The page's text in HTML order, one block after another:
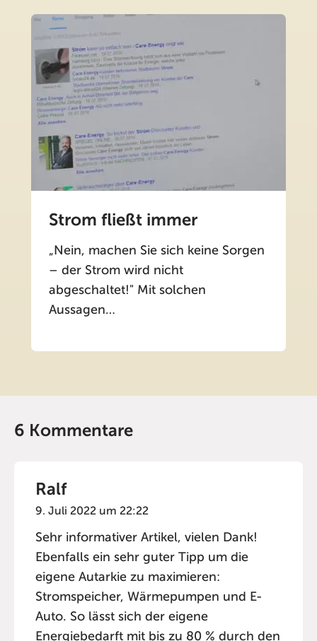
Strom fließt immer
„Nein, machen Sie sich keine Sorgen
– der Strom wird nicht
abgeschaltet!" Mit solchen
Aussagen…
6 Kommentare
Ralf
9. Juli 2022 um 22:22
Sehr informativer Artikel, vielen Dank!
Ebenfalls ein sehr guter Tipp um die
eigene Autarkie zu maximieren:
Stromspeicher, Wärmepumpen und E-
Auto. So lässt sich der eigene
Energiebedarft mit bis zu 80 % durch den